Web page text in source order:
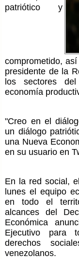
patriótico y
comprometido,
presidente de la
los sectores
economía
"Creo en el
un diálogo
una Nueva
en su usuario en
En la red social,
lunes el equipo
en todo el
alcances del
Económica
Ejecutivo para
derechos
venezolanos.